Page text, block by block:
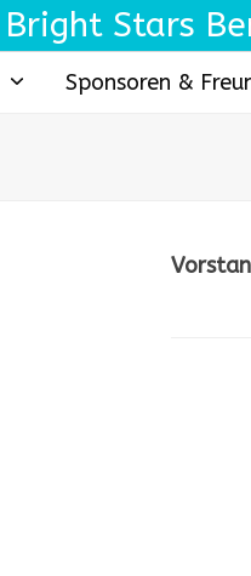
Bright Stars
Sponsoren &